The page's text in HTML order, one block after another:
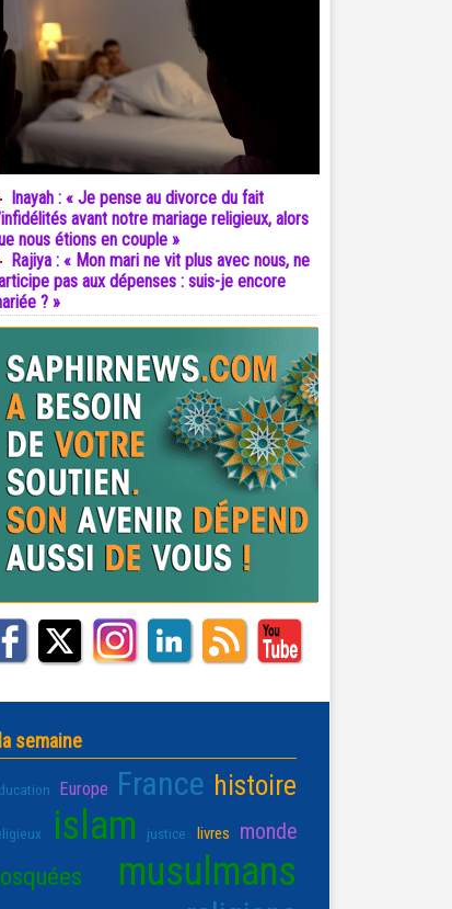
Inayah : « Je pense au divorce du fait
avant notre mariage religieux, alors
nous étions en couple »
Rajiya : « Mon mari ne vit plus avec nous, ne
pas aux dépenses : suis-je encore
? »
semaine
Europe France histoire
islam justice livres monde
musulmans